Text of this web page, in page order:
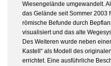
Wiesengelände umgewandelt.
das Gelände seit Sommer 2003
römische Befunde durch
visualisiert und das alte
Des Weiteren wurde neben
Kastell“ als Modell des
errichtet. Eine ausführliche